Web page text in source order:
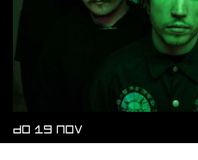
DO 19 NOV
BABY LASAGNA